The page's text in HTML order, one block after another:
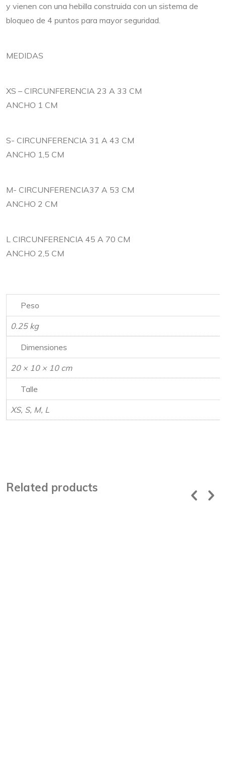
y vienen con una hebilla construida con un sistema de
bloqueo de 4 puntos para mayor seguridad.
MEDIDAS
XS – CIRCUNFERENCIA 23 A 33 CM
ANCHO 1 CM
S- CIRCUNFERENCIA 31 A 43 CM
ANCHO 1,5 CM
M- CIRCUNFERENCIA37 A 53 CM
ANCHO 2 CM
L CIRCUNFERENCIA 45 A 70 CM
ANCHO 2,5 CM
Peso
0.25 kg
Dimensiones
20 × 10 × 10 cm
Talle
XS, S, M, L
Related products